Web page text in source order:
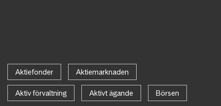
Aktiefonder Aktiemarknaden
Aktiv förvaltning Aktivt ägande Börsen